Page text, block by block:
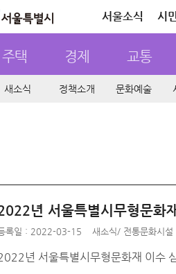
특별시 서울소식 시
주택 경제 교통
새소식 정책소개 문화예술
년 서울특별시무형문화
록일 : 2022-03-15 새소식/ 전통문화시설
년 서울특별시무형문화재 이수